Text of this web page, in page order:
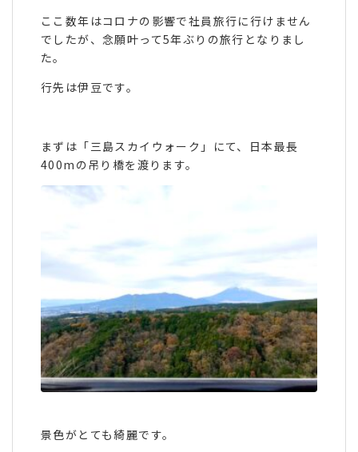
ここ数年はコロナの影響で社員旅行に行けません
でしたが、念願叶って5年ぶりの旅行となりまし
た。
行先は伊豆です。
まずは「三島スカイウォーク」にて、日本最長
400mの吊り橋を渡ります。
景色がとても綺麗です。